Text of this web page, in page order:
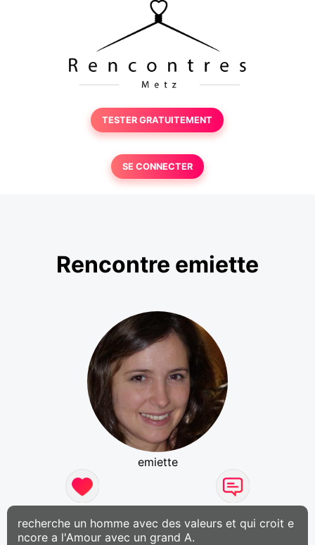
TESTER GRATUITEMENT
SE CONNECTER
Rencontre emiette
emiette
recherche un homme avec des valeurs et qui croit e
ncore a l'Amour avec un grand A.